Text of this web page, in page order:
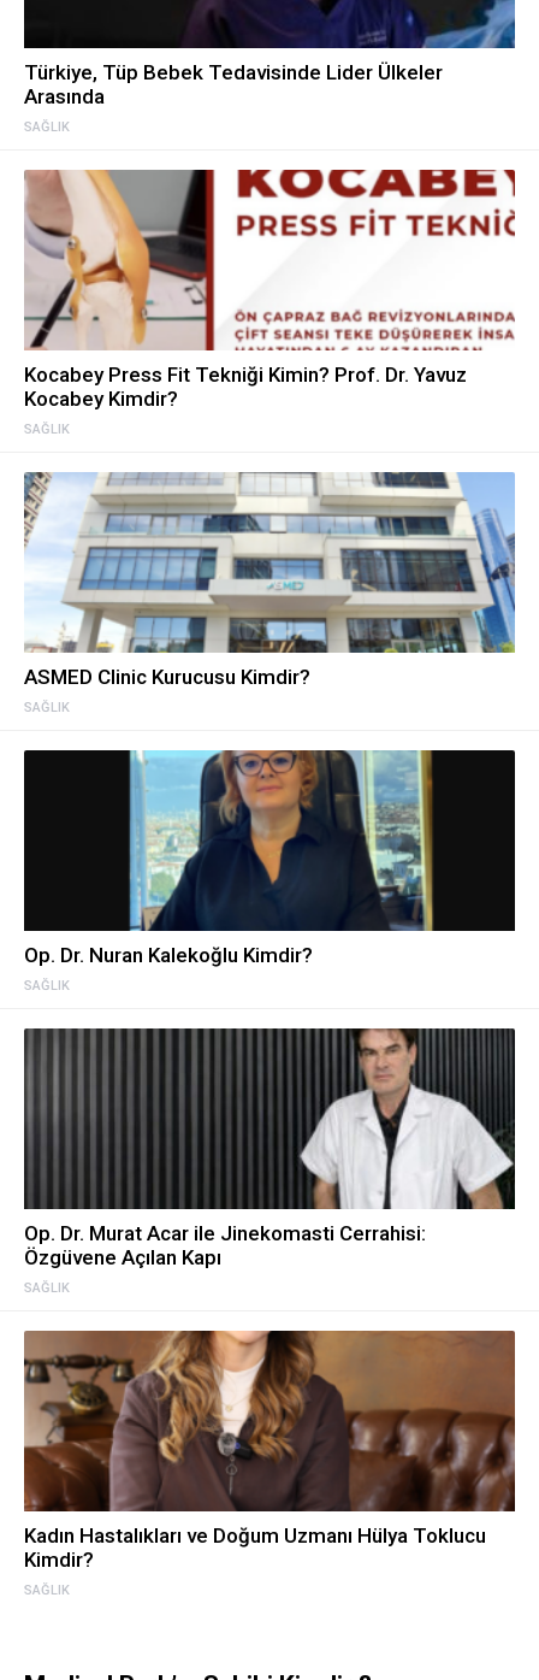
SAĞLIK
Türkiye, Tüp Bebek Tedavisinde Lider Ülkeler
Arasında
SAĞLIK
Kocabey Press Fit Tekniği Kimin? Prof. Dr. Yavuz
Kocabey Kimdir?
SAĞLIK
ASMED Clinic Kurucusu Kimdir?
SAĞLIK
Op. Dr. Nuran Kalekoğlu Kimdir?
SAĞLIK
Op. Dr. Murat Acar ile Jinekomasti Cerrahisi:
Özgüvene Açılan Kapı
SAĞLIK
Kadın Hastalıkları ve Doğum Uzmanı Hülya Toklucu
Kimdir?